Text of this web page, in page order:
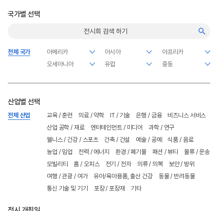
국가별 선택
전체 국가
산업별 선택
전체 산업 교육 / 훈련 의료 / 약학 IT / 기술 은행 / 금융
비즈니스 서비스
산업 공학 / 재료
엔터테인먼트 / 미디어
과학 / 연구
웰니스 / 건강 / 스포츠
건축 / 건설 예술 / 공예
식품 / 음료
농업 / 임업
전력 / 에너지 환경 / 폐기물 패션 / 뷰티
물류 / 운송
모빌리티
홈 / 오피스 전기 / 전자 의류 / 의복
보안 / 방위
여행 / 관광 / 여가
유아/육아용품, 출산 건강
동물 / 반려동물
통신 기술 및 기기
포장 / 포장재 기타